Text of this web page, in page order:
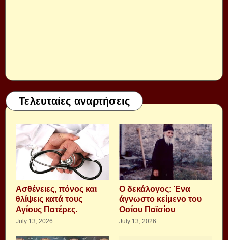
Τελευταίες αναρτήσεις
Aσθένειες, πόνος και
θλίψεις κατά τους
Αγίους Πατέρες.
July 13, 2026
Ο δεκάλογος: Ένα
άγνωστο κείμενο του
Οσίου Παϊσίου
July 13, 2026